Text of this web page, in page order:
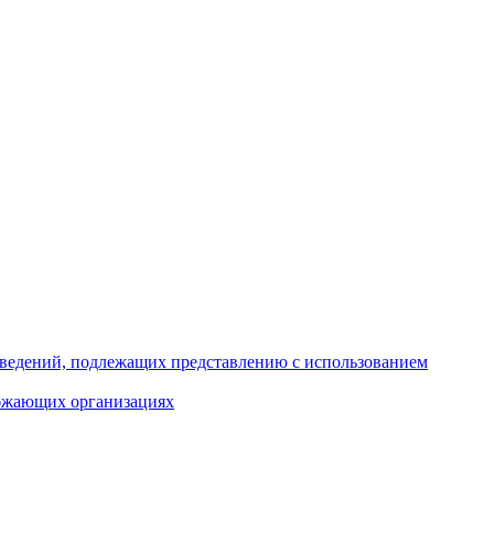
подлежащих представлению с использованием
организациях